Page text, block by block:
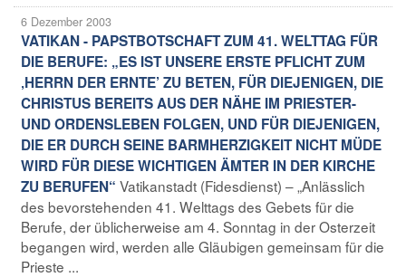
6 Dezember 2003
VATIKAN - PAPSTBOTSCHAFT ZUM 41. WELTTAG FÜR
DIE BERUFE: „ES IST UNSERE ERSTE PFLICHT ZUM
‚HERRN DER ERNTE’ ZU BETEN, FÜR DIEJENIGEN, DIE
CHRISTUS BEREITS AUS DER NÄHE IM PRIESTER-
UND ORDENSLEBEN FOLGEN, UND FÜR DIEJENIGEN,
DIE ER DURCH SEINE BARMHERZIGKEIT NICHT MÜDE
WIRD FÜR DIESE WICHTIGEN ÄMTER IN DER KIRCHE
ZU BERUFEN“ Vatikanstadt (Fidesdienst) – „Anlässlich
des bevorstehenden 41. Welttags des Gebets für die
Berufe, der üblicherweise am 4. Sonntag in der Osterzeit
begangen wird, werden alle Gläubigen gemeinsam für die
Prieste ...